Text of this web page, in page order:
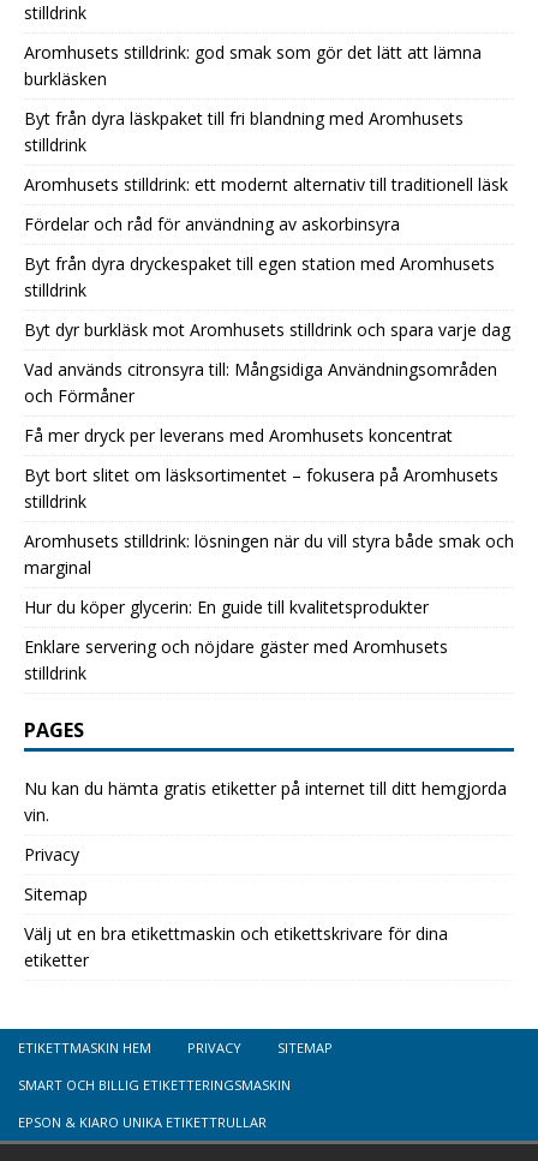
stilldrink
Aromhusets stilldrink: god smak som gör det lätt att lämna
burkläsken
Byt från dyra läskpaket till fri blandning med Aromhusets
stilldrink
Aromhusets stilldrink: ett modernt alternativ till traditionell läsk
Fördelar och råd för användning av askorbinsyra
Byt från dyra dryckespaket till egen station med Aromhusets
stilldrink
Byt dyr burkläsk mot Aromhusets stilldrink och spara varje dag
Vad används citronsyra till: Mångsidiga Användningsområden
och Förmåner
Få mer dryck per leverans med Aromhusets koncentrat
Byt bort slitet om läsksortimentet – fokusera på Aromhusets
stilldrink
Aromhusets stilldrink: lösningen när du vill styra både smak och
marginal
Hur du köper glycerin: En guide till kvalitetsprodukter
Enklare servering och nöjdare gäster med Aromhusets
stilldrink
PAGES
Nu kan du hämta gratis etiketter på internet till ditt hemgjorda
vin.
Privacy
Sitemap
Välj ut en bra etikettmaskin och etikettskrivare för dina
etiketter
ETIKETTMASKIN HEM PRIVACY SITEMAP
SMART OCH BILLIG ETIKETTERINGSMASKIN
EPSON & KIARO UNIKA ETIKETTRULLAR